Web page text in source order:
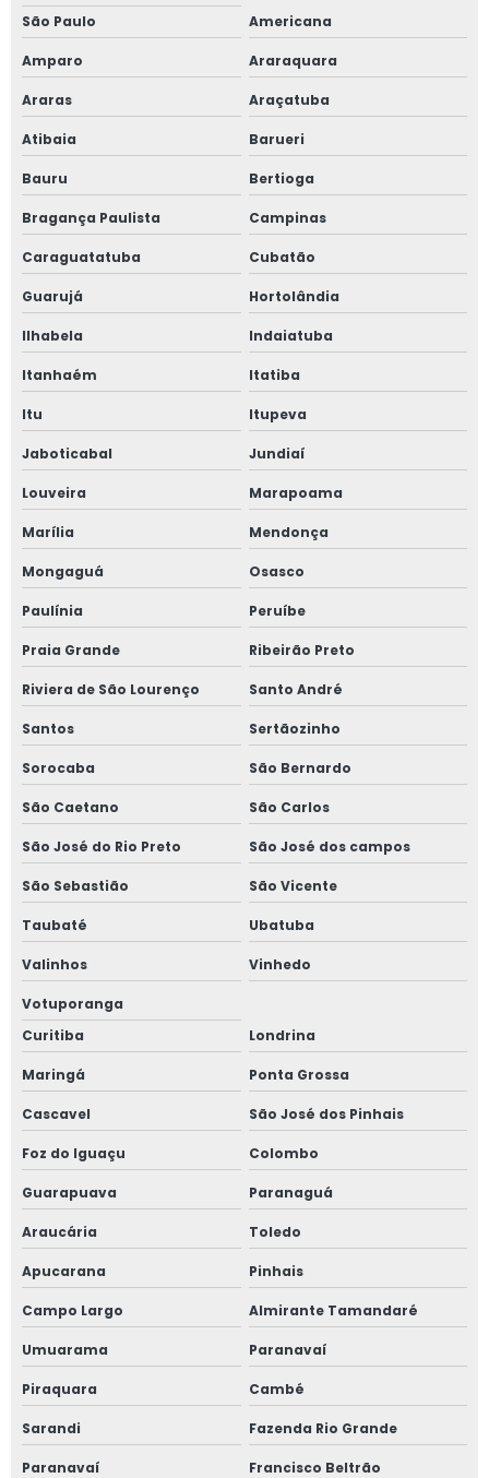
Linha de vida para trabalho em altura
Orçamento linha de vida
Preço projeto de combate a incêndio
Projeto de adequação de máquinas
Projeto de adequação nr 12
Projeto de canalização de válvulas de segurança
Projeto de combate a incêndio e pânico
Projeto de combate a incêndio preço
Projeto de linha de vida e ponto de ancoragem
Projeto de segurança de máquinas em ms
Projeto de ventilação mecânica
Projetos de combate a incêndio
Projetos de nr 12
Projetos de para raios spda
Projetos de segurança com amônia
Projetos de spda
Projetos de spda preço
Projetos elétricos
Projetos elétricos de baixa tensão
Projetos elétricos em campo grande
Projetos elétricos industriais
Projetos linha de vida preço
Projetos spda campo grande
Projetos spda mato grosso do sul
Quanto custa um projeto de combate a incêndio
São Paulo
Americana
Amparo Araraquara
Araras Araçatuba
Atibaia Barueri
Bauru Bertioga
Bragança Paulista Campinas
Caraguatatuba Cubatão
Guarujá Hortolândia
Ilhabela Indaiatuba
Itanhaém Itatiba
Itu Itupeva
Jaboticabal Jundiaí
Louveira Marapoama
Marília Mendonça
Mongaguá Osasco
Paulínia Peruíbe
Praia Grande Ribeirão Preto
Riviera de São Lourenço Santo André
Santos Sertãozinho
Sorocaba São Bernardo
São Caetano São Carlos
São José do Rio Preto São José dos campos
São Sebastião São Vicente
Taubaté Ubatuba
Valinhos Vinhedo
Votuporanga
Curitiba
Londrina
Maringá Ponta Grossa
Cascavel São José dos Pinhais
Foz do Iguaçu Colombo
Guarapuava Paranaguá
Araucária Toledo
Apucarana Pinhais
Campo Largo Almirante Tamandaré
Umuarama Paranavaí
Piraquara Cambé
Sarandi Fazenda Rio Grande
Paranavaí Francisco Beltrão